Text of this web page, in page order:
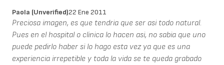
Paola (unverified)22 Ene 2011
Preciosa imagen, es que tendria que ser asi todo natural.
Pues en el hospital o clinica lo hacen asi, no sabia que uno
puede pedirlo haber si lo hago esta vez ya que es una
experiencia irrepetible y toda la vida se te queda grabado